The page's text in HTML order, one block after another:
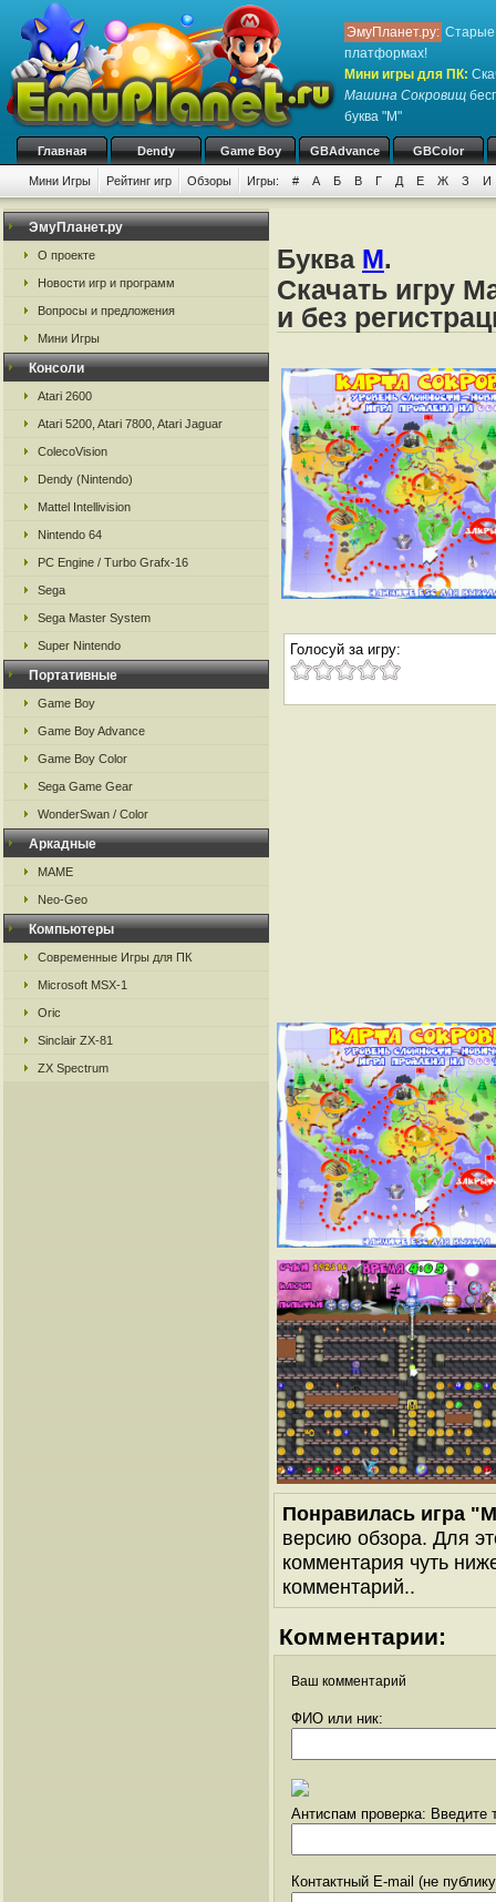
ЭмуПланет.ру: Старые
платформах!
Мини игры для ПК:
Машина Сокровищ
буква "М"
Главная Dendy Game Boy GBAdvance GBColor
Мини Игры Рейтинг игр Обзоры Игры: # А Б В Г Д Е Ж З И
ЭмуПланет.ру
О проекте
Новости игр и программ
Вопросы и предложения
Мини Игры
Консоли
Atari 2600
Atari 5200, Atari 7800, Atari Jaguar
ColecoVision
Dendy (Nintendo)
Mattel Intellivision
Nintendo 64
PC Engine / Turbo Grafx-16
Sega
Sega Master System
Super Nintendo
Портативные
Game Boy
Game Boy Advance
Game Boy Color
Sega Game Gear
WonderSwan / Color
Аркадные
MAME
Neo-Geo
Компьютеры
Современные Игры для ПК
Microsoft MSX-1
Oric
Sinclair ZX-81
ZX Spectrum
Буква М.
Скачать игру
и без
Голосуй за игру:
Понравилась игра
версию обзора. Для
комментария чуть
комментарий..
Комментарии:
Ваш комментарий
ФИО или ник:
Антиспам проверка: Введите
Контактный E-mail (не